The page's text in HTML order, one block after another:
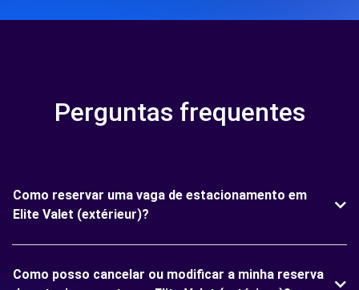
Perguntas frequentes
Como reservar uma vaga de estacionamento em
Elite Valet (extérieur)?
Como posso cancelar ou modificar a minha reserva